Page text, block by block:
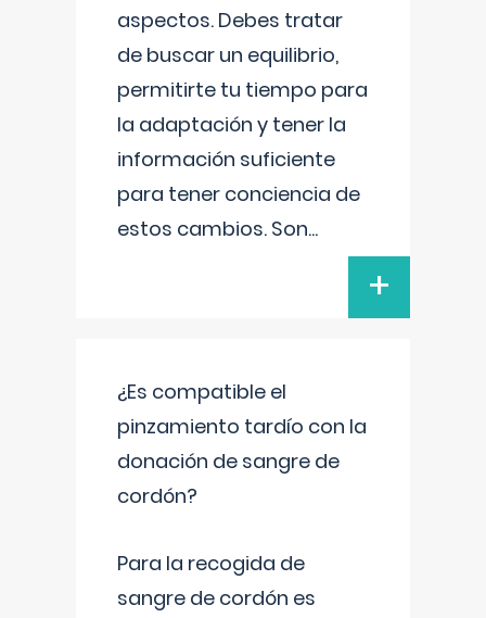
aspectos. Debes tratar
de buscar un equilibrio,
permitirte tu tiempo para
la adaptación y tener la
información suficiente
para tener conciencia de
estos cambios. Son...
+
¿Es compatible el
pinzamiento tardío con la
donación de sangre de
cordón?
Para la recogida de
sangre de cordón es